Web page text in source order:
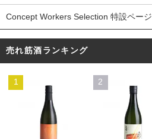
Concept Workers Selection 特設ページ
売れ筋酒ランキング
1 2